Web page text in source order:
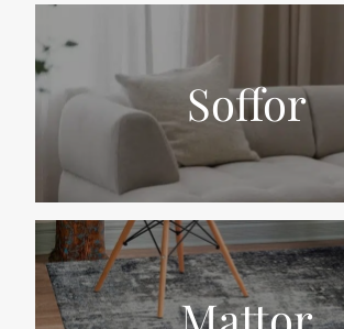
Soffor